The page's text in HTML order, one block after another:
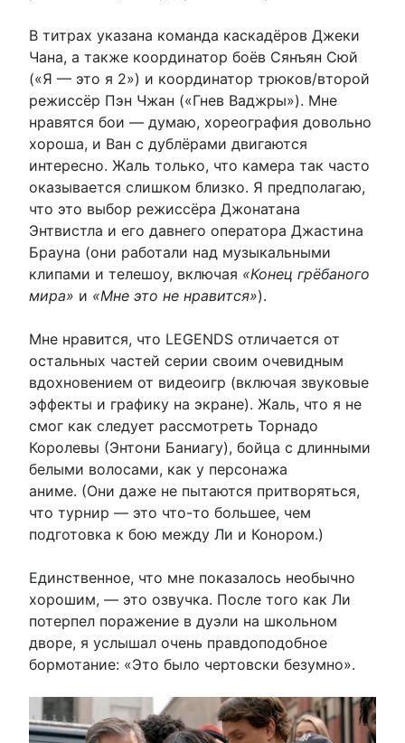
В титрах указана команда каскадёров Джеки
Чана, а также координатор боёв Сянъян Сюй
(«Я — это я 2») и координатор трюков/второй
режиссёр Пэн Чжан («Гнев Ваджры»). Мне
нравятся бои — думаю, хореография довольно
хороша, и Ван с дублёрами двигаются
интересно. Жаль только, что камера так часто
оказывается слишком близко. Я предполагаю,
что это выбор режиссёра Джонатана
Энтвистла и его давнего оператора Джастина
Брауна (они работали над музыкальными
клипами и телешоу, включая «Конец грёбаного
мира» и «Мне это не нравится»).
Мне нравится, что LEGENDS отличается от
остальных частей серии своим очевидным
вдохновением от видеоигр (включая звуковые
эффекты и графику на экране). Жаль, что я не
смог как следует рассмотреть Торнадо
Королевы (Энтони Баниагу), бойца с длинными
белыми волосами, как у персонажа
аниме. (Они даже не пытаются притворяться,
что турнир — это что-то большее, чем
подготовка к бою между Ли и Конором.)
Единственное, что мне показалось необычно
хорошим, — это озвучка. После того как Ли
потерпел поражение в дуэли на школьном
дворе, я услышал очень правдоподобное
бормотание: «Это было чертовски безумно».